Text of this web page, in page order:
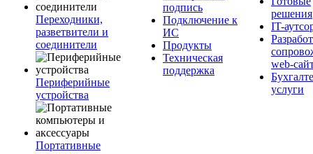
Переходники,
разветвители и
соединители
Периферийные
устройства
Портативные
подпись
Подключение к
ИС
Продукты
Техническая
поддержка
решения
IT-
web-
услуги